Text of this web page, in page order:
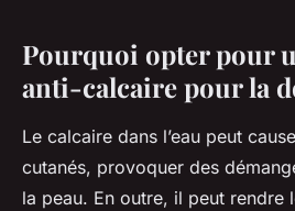
Pourquoi opter pour
anti-calcaire pour la
Le calcaire dans l’eau peut
cutanés, provoquer des
la peau. En outre, il peut rendre